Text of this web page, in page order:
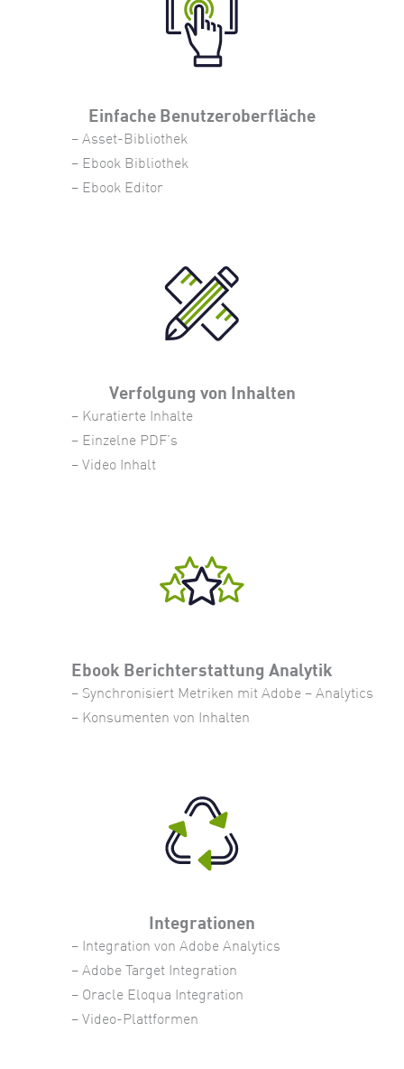
Einfache Benutzeroberfläche
– Asset-Bibliothek
– Ebook Bibliothek
– Ebook Editor
Verfolgung von Inhalten
– Kuratierte Inhalte
– Einzelne PDF’s
– Video Inhalt
Ebook Berichterstattung Analytik
– Synchronisiert Metriken mit Adobe – Analytics
– Konsumenten von Inhalten
Integrationen
– Integration von Adobe Analytics
– Adobe Target Integration
– Oracle Eloqua Integration
– Video-Plattformen